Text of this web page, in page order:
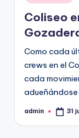
en
Coliseo
Como cada
crews en el
cada
Publicado
admin 31